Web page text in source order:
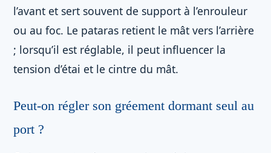
l’avant et sert souvent de support à l’enrouleur
ou au foc. Le pataras retient le mât vers l’arrière
; lorsqu’il est réglable, il peut influencer la
tension d’étai et le cintre du mât.
Peut-on régler son gréement dormant seul au
port ?